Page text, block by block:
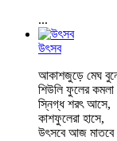
...
উৎসব
আকাশজুড়ে মেঘ
শিউলি ফুলের কমলা
স্নিগ্ধ শরৎ আসে,
কাশফুলেরা হাসে,
উৎসবে আজ মাতবে